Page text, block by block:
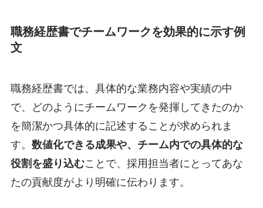
職務経歴書でチームワークを効果的に示す例
文
職務経歴書では、具体的な業務内容や実績の中
で、どのようにチームワークを発揮してきたのか
を簡潔かつ具体的に記述することが求められま
す。 数値化できる成果や、チーム内での具体的な
役割を盛り込むことで、採用担当者にとってあな
たの貢献度がより明確に伝わります。